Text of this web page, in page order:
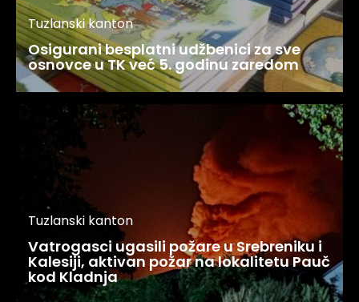
Tuzlanski kanton
Osigurani besplatni udžbenici za sve
osnovce u TK već 5. godinu zaredom
Tuzlanski kanton
Vatrogasci ugasili požare u Srebreniku i
Kalesiji, aktivan požar na lokalitetu Pauč
kod Kladnja